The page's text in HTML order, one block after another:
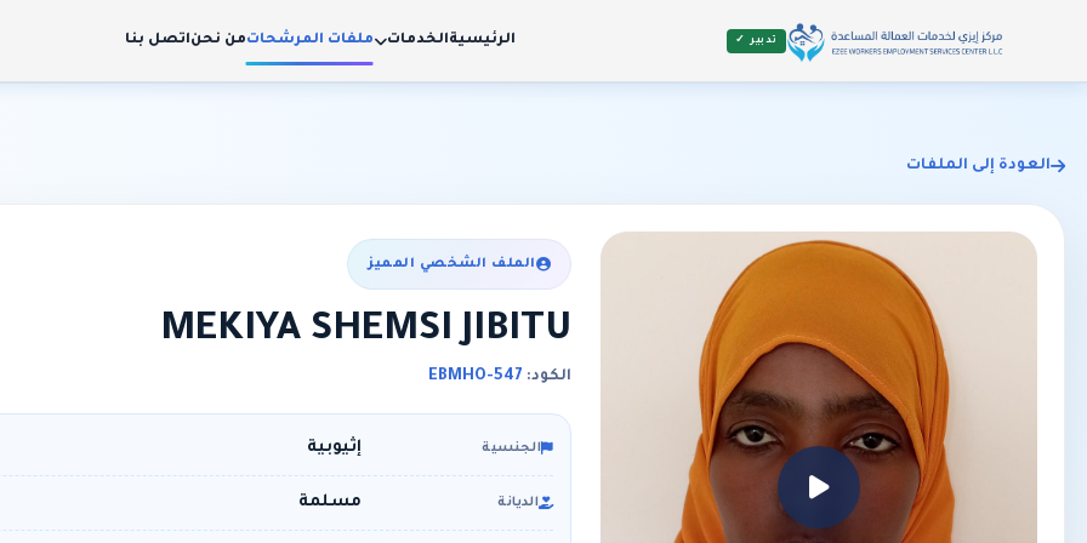
تدبير ✓ الرئيسيةالخدمات ملفات المرشحاتمن نحناتصل بنا
العودة إلى الملفات
الملف الشخصي المميز
MEKIYA SHEMSI JIBITU
الكود: EBMHO-547
الجنسية إثيوبية
الديانة مسلمة